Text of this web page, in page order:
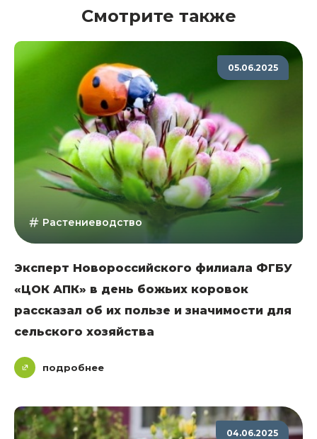
Смотрите также
05.06.2025
Растениеводство
Эксперт Новороссийского филиала ФГБУ
«ЦОК АПК» в день божьих коровок
рассказал об их пользе и значимости для
сельского хозяйства
подробнее
04.06.2025